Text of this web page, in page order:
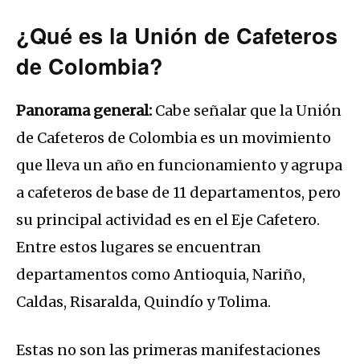
¿Qué es la Unión de Cafeteros
de Colombia?
Panorama general: Cabe señalar que la Unión
de Cafeteros de Colombia es un movimiento
que lleva un año en funcionamiento y agrupa
a cafeteros de base de 11 departamentos, pero
su principal actividad es en el Eje Cafetero.
Entre estos lugares se encuentran
departamentos como Antioquia, Nariño,
Caldas, Risaralda, Quindío y Tolima.
Estas no son las primeras manifestaciones